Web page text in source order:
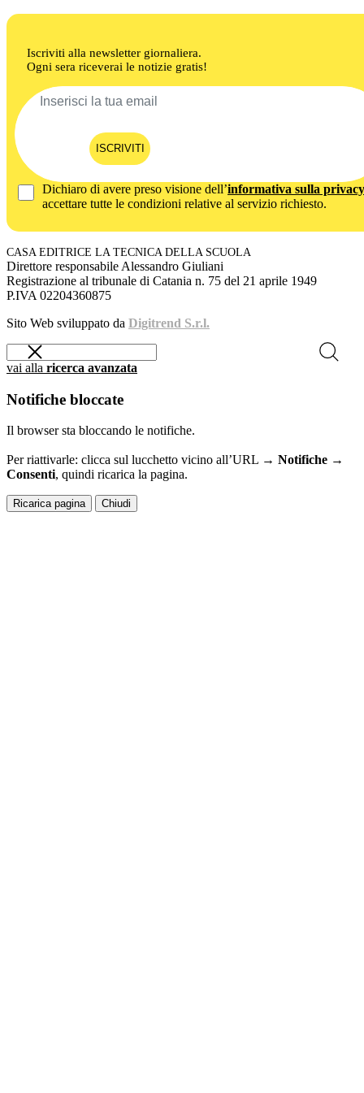
Iscriviti alla newsletter giornaliera.
Ogni sera riceverai le notizie gratis!
ISCRIVITI
Dichiaro di avere preso visione dell’informativa sulla privacy
accettare tutte le condizioni relative al servizio richiesto.
CASA EDITRICE LA TECNICA DELLA SCUOLA
Direttore responsabile Alessandro Giuliani
Registrazione al tribunale di Catania n. 75 del 21 aprile 1949
P.IVA 02204360875
Sito Web sviluppato da Digitrend S.r.l.
vai alla ricerca avanzata
Notifiche bloccate
Il browser sta bloccando le notifiche.
Per riattivarle: clicca sul lucchetto vicino all’URL → Notifiche →
Consenti, quindi ricarica la pagina.
Ricarica pagina Chiudi